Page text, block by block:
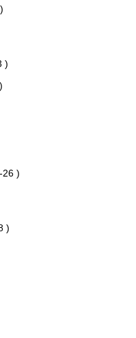
)
26 )
)